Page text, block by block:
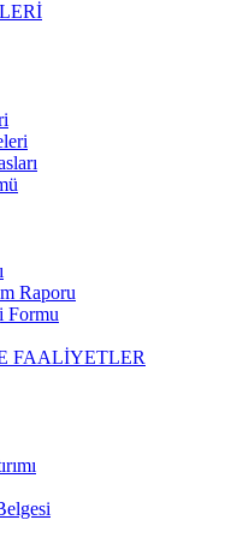
Raporu
Formu
FAALİYETLER